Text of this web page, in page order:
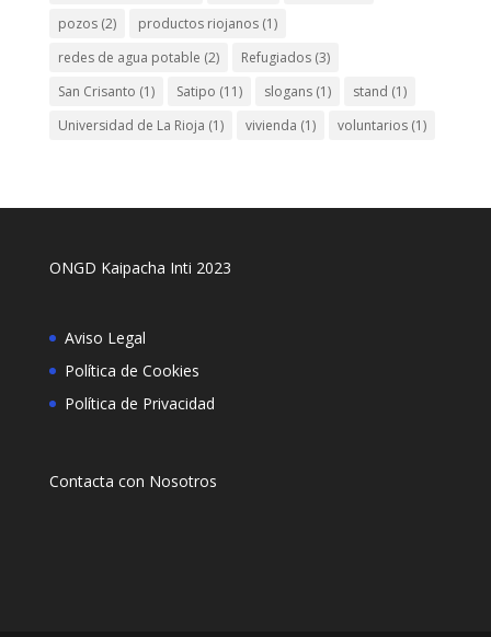
pozos(2) productos riojanos(1)
redes de agua potable (2) Refugiados(3)
San Crisanto (1) Satipo (11) slogans(1) stand (1)
Universidad de La Rioja (1) vivienda (1) voluntarios(1)
ONGD Kaipacha Inti 2023
Aviso Legal
Política de Cookies
Política de Privacidad
Contacta con Nosotros